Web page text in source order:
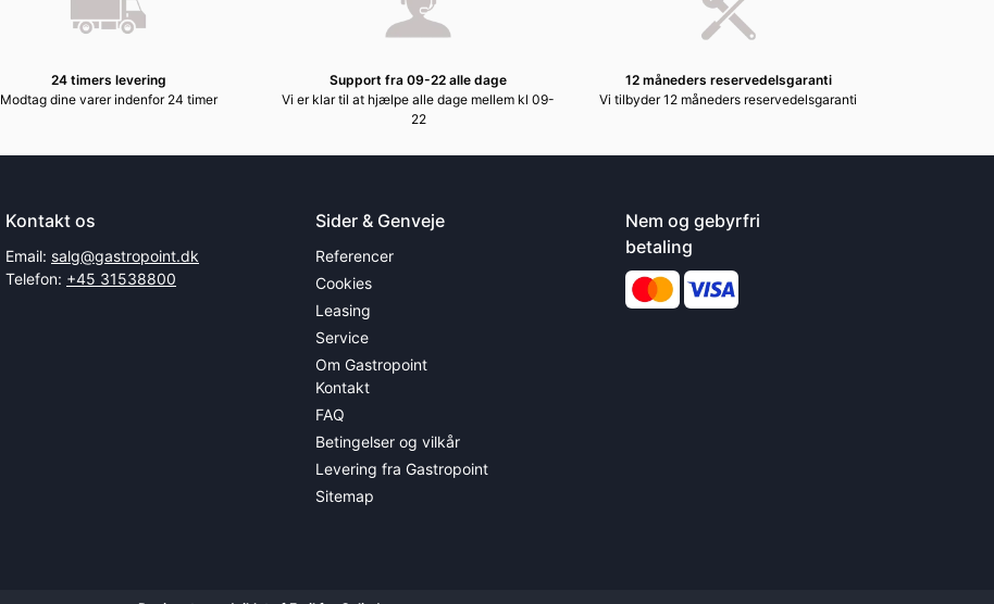
24 timers levering
Modtag dine varer indenfor 24 timer
Support fra 09-22 alle dage
Vi er klar til at hjælpe alle dage mellem kl 09-
22
12 måneders reservedelsgaranti
Vi tilbyder 12 måneders reservedelsgaranti
Kontakt os
Email: salg@gastropoint.dk
Telefon: +45 31538800
Sider & Genveje
Referencer
Cookies
Leasing
Service
Om Gastropoint
Kontakt
FAQ
Betingelser og vilkår
Levering fra Gastropoint
Sitemap
Nem og gebyrfri
betaling